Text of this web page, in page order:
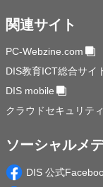
関連サイト
PC-Webzine.com
DIS教育ICT総合サイ
DIS mobile
クラウドセキュリテ
ソーシャルメ
DIS 公式